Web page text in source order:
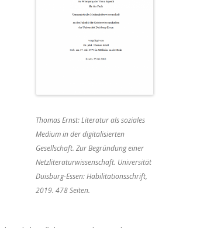
Thomas Ernst: Literatur als soziales
Medium in der digitalisierten
Gesellschaft. Zur Begründung einer
Netzliteraturwissenschaft. Universität
Duisburg-Essen: Habilitationsschrift,
2019. 478 Seiten.